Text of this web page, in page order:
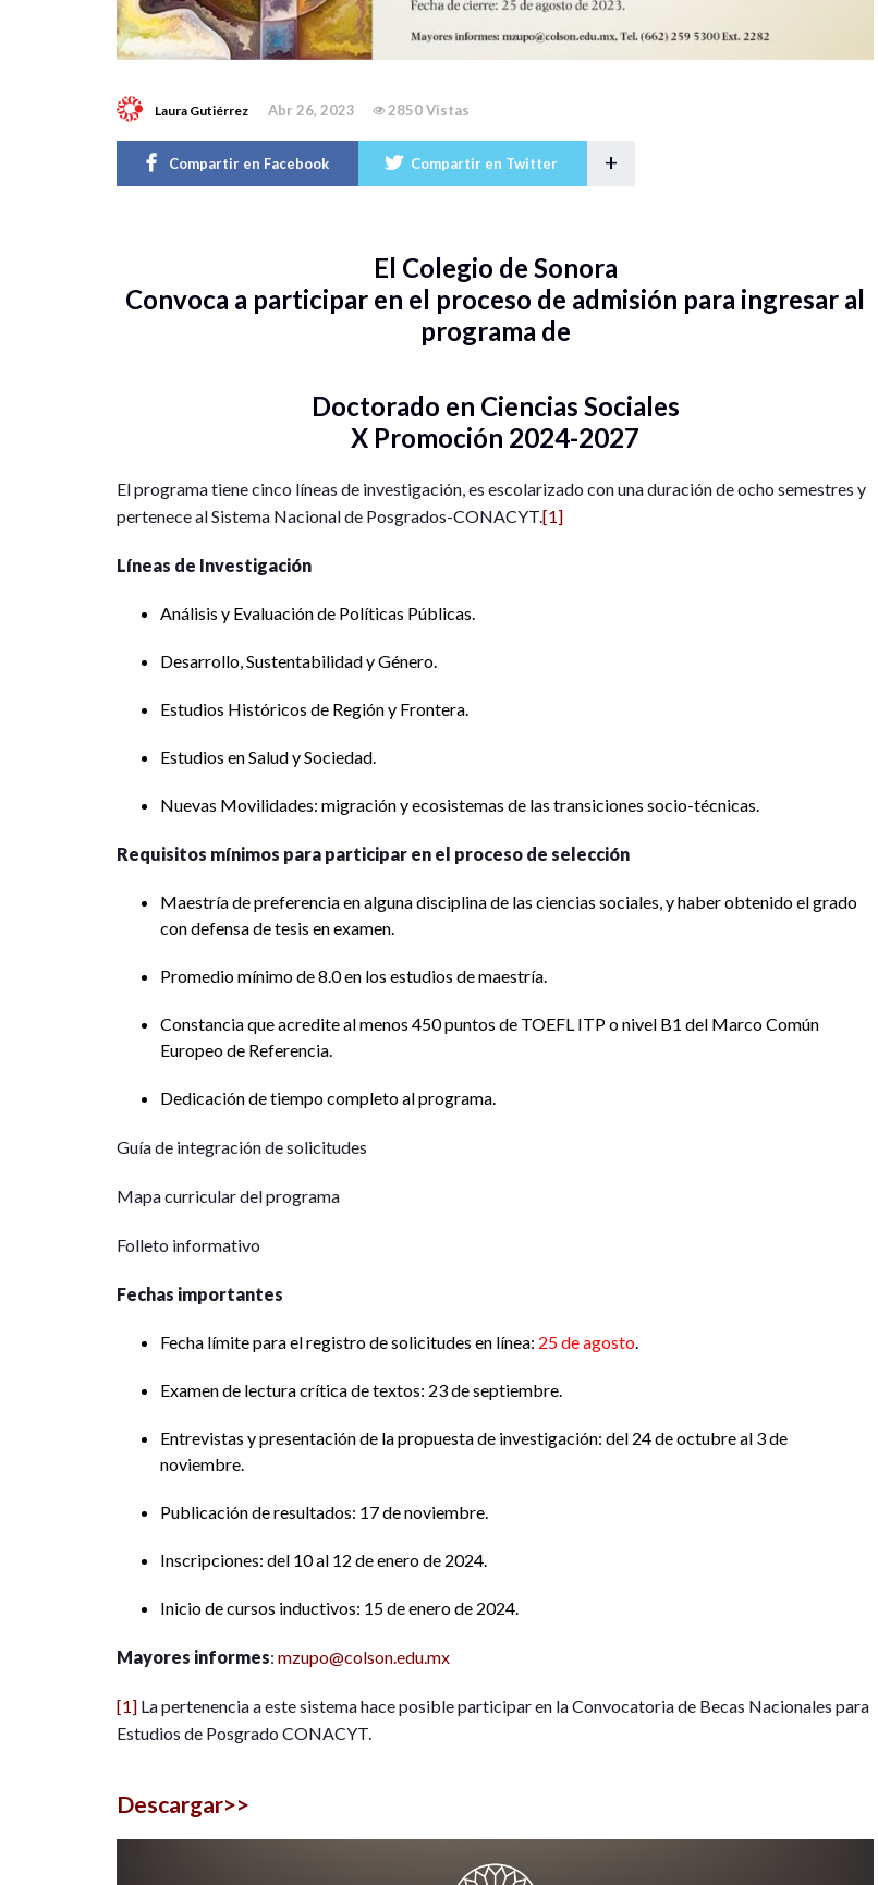
Laura Gutiérrez Abr 26, 2023 2850 Vistas
Compartir en Facebook Compartir en Twitter +
El Colegio de Sonora
Convoca a participar en el proceso de admisión para ingresar al
programa de
Doctorado en Ciencias Sociales
X Promoción 2024-2027
El programa tiene cinco líneas de investigación, es escolarizado con una duración de ocho semestres y
pertenece al Sistema Nacional de Posgrados-CONACYT.[1]
Líneas de Investigación
Análisis y Evaluación de Políticas Públicas.
Desarrollo, Sustentabilidad y Género.
Estudios Históricos de Región y Frontera.
Estudios en Salud y Sociedad.
Nuevas Movilidades: migración y ecosistemas de las transiciones socio-técnicas.
Requisitos mínimos para participar en el proceso de selección
Maestría de preferencia en alguna disciplina de las ciencias sociales, y haber obtenido el grado
con defensa de tesis en examen.
Promedio mínimo de 8.0 en los estudios de maestría.
Constancia que acredite al menos 450 puntos de TOEFL ITP o nivel B1 del Marco Común
Europeo de Referencia.
Dedicación de tiempo completo al programa.
Guía de integración de solicitudes
Mapa curricular del programa
Folleto informativo
Fechas importantes
Fecha límite para el registro de solicitudes en línea: 25 de agosto.
Examen de lectura crítica de textos: 23 de septiembre.
Entrevistas y presentación de la propuesta de investigación: del 24 de octubre al 3 de
noviembre.
Publicación de resultados: 17 de noviembre.
Inscripciones: del 10 al 12 de enero de 2024.
Inicio de cursos inductivos: 15 de enero de 2024.
Mayores informes: mzupo@colson.edu.mx
[1] La pertenencia a este sistema hace posible participar en la Convocatoria de Becas Nacionales para
Estudios de Posgrado CONACYT.
Descargar>>